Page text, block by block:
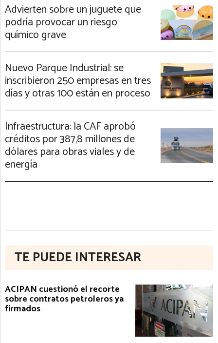
Advierten sobre un juguete que
podría provocar un riesgo
químico grave
Nuevo Parque Industrial: se
inscribieron 250 empresas en tres
días y otras 100 están en proceso
Infraestructura: la CAF aprobó
créditos por 387,8 millones de
dólares para obras viales y de
energía
TE PUEDE INTERESAR
ACIPAN cuestionó el recorte
sobre contratos petroleros ya
firmados